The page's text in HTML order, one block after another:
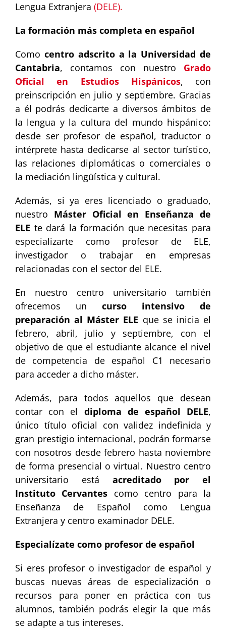
Lengua Extranjera (DELE).
La formación más completa en español
Como centro adscrito a la Universidad de
Cantabria, contamos con nuestro Grado
Oficial en Estudios Hispánicos, con
preinscripción en julio y septiembre. Gracias
a él podrás dedicarte a diversos ámbitos de
la lengua y la cultura del mundo hispánico:
desde ser profesor de español, traductor o
intérprete hasta dedicarse al sector turístico,
las relaciones diplomáticas o comerciales o
la mediación lingüística y cultural.
Además, si ya eres licenciado o graduado,
nuestro Máster Oficial en Enseñanza de
ELE te dará la formación que necesitas para
especializarte como profesor de ELE,
investigador o trabajar en empresas
relacionadas con el sector del ELE.
En nuestro centro universitario también
ofrecemos un curso intensivo de
preparación al Máster ELE que se inicia el
febrero, abril, julio y septiembre, con el
objetivo de que el estudiante alcance el nivel
de competencia de español C1 necesario
para acceder a dicho máster.
Además, para todos aquellos que desean
contar con el diploma de español DELE,
único título oficial con validez indefinida y
gran prestigio internacional, podrán formarse
con nosotros desde febrero hasta noviembre
de forma presencial o virtual. Nuestro centro
universitario está acreditado por el
Instituto Cervantes como centro para la
Enseñanza de Español como Lengua
Extranjera y centro examinador DELE.
Especialízate como profesor de español
Si eres profesor o investigador de español y
buscas nuevas áreas de especialización o
recursos para poner en práctica con tus
alumnos, también podrás elegir la que más
se adapte a tus intereses.